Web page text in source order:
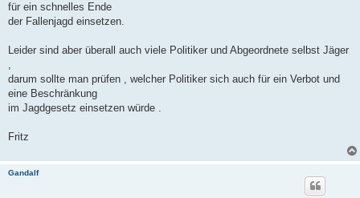
für ein schnelles Ende
der Fallenjagd einsetzen.
Leider sind aber überall auch viele Politiker und Abgeordnete selbst Jäger
,
darum sollte man prüfen , welcher Politiker sich auch für ein Verbot und
eine Beschränkung
im Jagdgesetz einsetzen würde .
Fritz
Gandalf